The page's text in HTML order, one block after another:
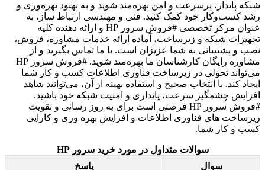
شبکه پایدار، پرسرعت و امن بهره‌مند شوید و به بهبود بهره‌وری و
رشد کسب‌وکار خود کمک کنید. فنی و مهندسی ارتباط ساز، به
عنوان مرکز تخصصی #فروش سرور HP و ارائه دهنده کلیه
تجهیزات شبکه و زیرساخت، آماده ارائه خدمات مشاوره، فروش،
نصب و پشتیبانی به شما عزیزان است. با ما تماس بگیرید و از
مشاوره رایگان کارشناسان ما بهره‌مند شوید. #فروش سرور HP
می‌تواند تحولی در زیرساخت فناوری اطلاعات کسب و کار شما
ایجاد کند. با انتخاب صحیح و استفاده بهینه از آن، می‌توانید شاهد
افزایش چشمگیر سرعت، پایداری و امنیت شبکه خود باشید.
#فروش سرور HP فرصتی است برای به روز رسانی و تقویت
زیرساخت های فناوری اطلاعات و افزایش بهره وری و کارایی
کسب و کار شما.
سوالات متداول در مورد خرید سرور HP
سوال
پاسخ